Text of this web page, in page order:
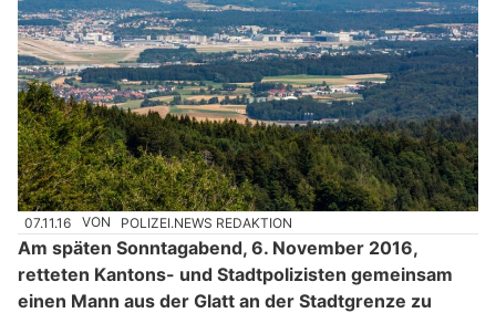
07.11.16 VON POLIZEI.NEWS REDAKTION
Am späten Sonntagabend, 6. November 2016,
retteten Kantons- und Stadtpolizisten gemeinsam
einen Mann aus der Glatt an der Stadtgrenze zu